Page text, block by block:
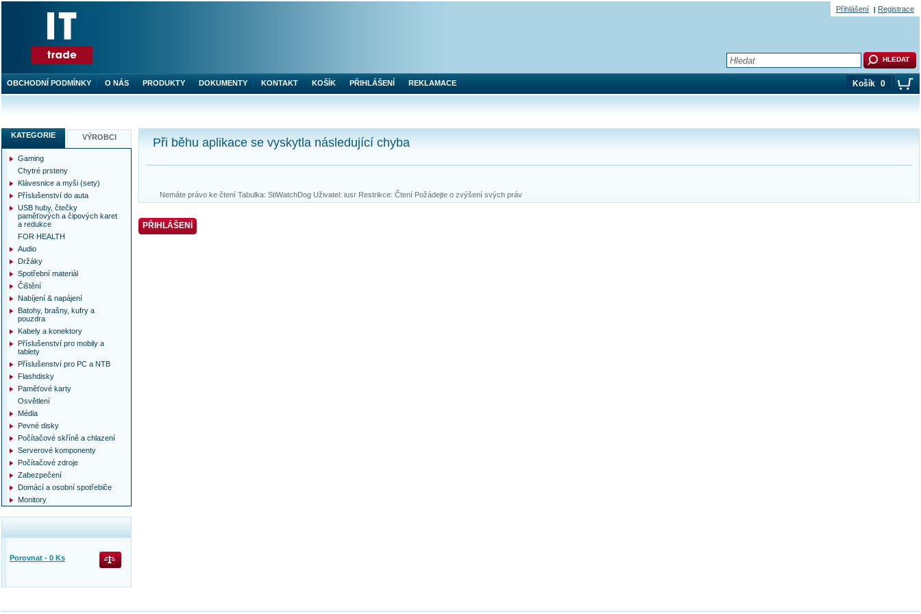
Při běhu aplikace se vyskytla následující chyba
Nemáte právo ke čtení Tabulka: StiWatchDog Uživatel: iusr Restrikce: Čtení Požádejte o zvýšení svých práv
PŘIHLÁŠENÍ
KATEGORIE VÝROBCI
Gaming
Chytré prsteny
Klávesnice a myši (sety)
Příslušenství do auta
USB huby, čtečky
paměťových a čipových karet
a redukce
FOR HEALTH
Audio
Držáky
Spotřební materiál
Čištění
Nabíjení & napájení
Batohy, brašny, kufry a
pouzdra
Kabely a konektory
Příslušenství pro mobily a
tablety
Příslušenství pro PC a NTB
Flashdisky
Paměťové karty
Osvětlení
Média
Pevné disky
Počítačové skříně a chlazení
Serverové komponenty
Počítačové zdroje
Zabezpečení
Domácí a osobní spotřebiče
Monitory
Porovnat - 0 Ks
OBCHODNÍ PODMÍNKY O NÁS PRODUKTY DOKUMENTY KONTAKT KOŠÍK PŘIHLÁŠENÍ REKLAMACE Košík 0
Přihlášení Registrace